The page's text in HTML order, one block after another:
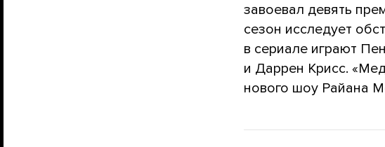
завоевал девять
сезон исследует
в сериале играют
и Даррен Крисс.
нового шоу Райана